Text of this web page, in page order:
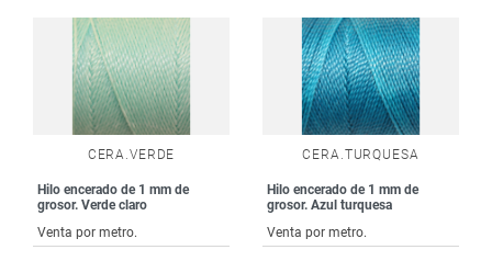
CERA.VERDE
Hilo encerado de 1 mm de
grosor. Verde claro
Venta por metro.
CERA.TURQUESA
Hilo encerado de 1 mm de
grosor. Azul turquesa
Venta por metro.